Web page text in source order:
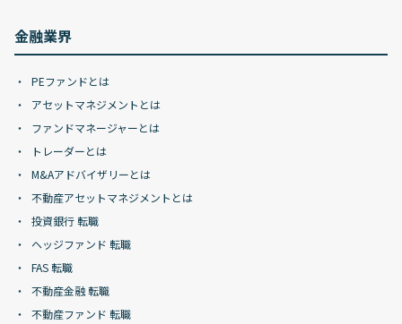
金融業界
PEファンドとは
アセットマネジメントとは
ファンドマネージャーとは
トレーダーとは
M&Aアドバイザリーとは
不動産アセットマネジメントとは
投資銀行 転職
ヘッジファンド 転職
FAS 転職
不動産金融 転職
不動産ファンド 転職